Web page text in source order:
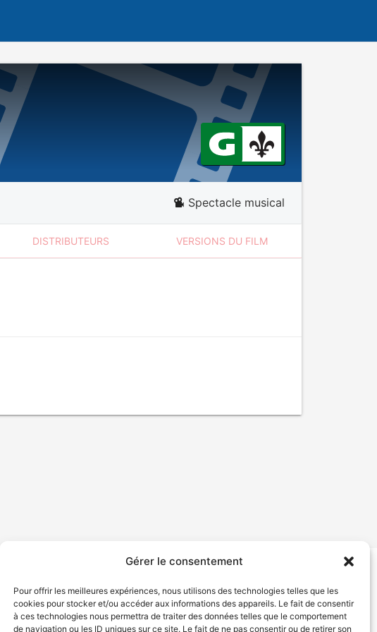
Gérer le consentement
Pour offrir les meilleures expériences, nous utilisons des technologies telles que les
cookies pour stocker et/ou accéder aux informations des appareils. Le fait de consentir
à ces technologies nous permettra de traiter des données telles que le comportement
de navigation ou les ID uniques sur ce site. Le fait de ne pas consentir ou de retirer son
Spectacle musical
DISTRIBUTEURS VERSIONS DU FILM
Déclaration de services Politique de confidentialité